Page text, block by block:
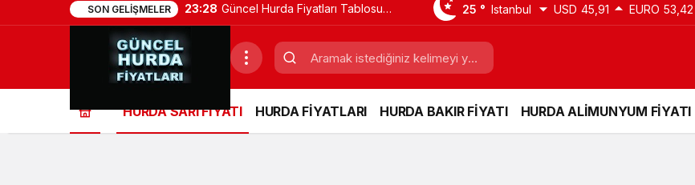
SON GELIŞMELER 23:28 Güncel Hurda Fiyatları Tablosu
(Demir, Bakır, Sarı, Alüminyum)
25 ° Istanbul USD 45,91 EURO 53,42
HURDA SARI FİYATI HURDA FİYATLARI HURDA BAKIR FİYATI HURDA ALİMUNYUM FİYATI